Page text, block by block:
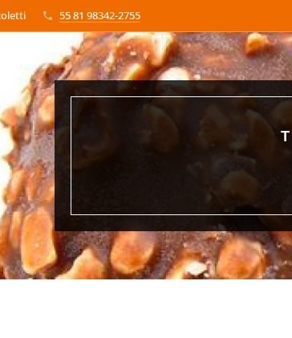
55 81 98342-2755